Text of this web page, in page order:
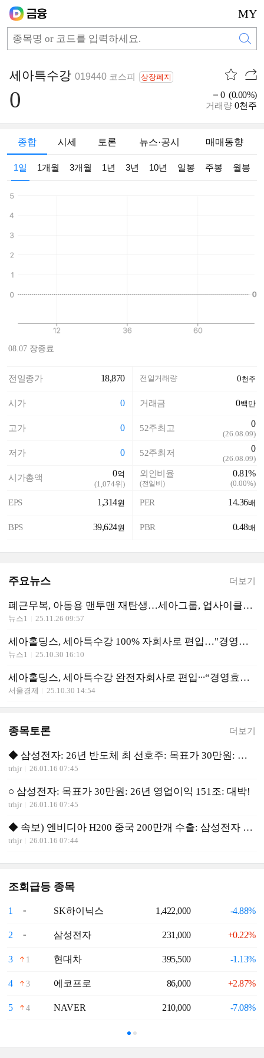
MY
세아특수강 019440 코스피 상장폐지
0 0 (0.00%)
거래량 0천주
종합 시세 토론 뉴스·공시 매매동향
1일 1개월 3개월 1년 3년 10년 일봉 주봉 월봉
08.07 장종료
전일종가 18,870
시가 0
고가 0
저가 0
시가총액 0억
(1,074위)
EPS 1,314원
BPS 39,624원
전일거래량 0천주
거래금 0백만
52주최고 0
(26.08.09)
52주최저 0
(26.08.09)
외인비율
(전일비)
0.81%
(0.00%)
PER 14.36배
PBR 0.48배
주요뉴스 더보기
폐근무복, 아동용 맨투맨 재탄생…세아그룹, 업사이클링 캠페인
뉴스1 25.11.26 09:57
세아홀딩스, 세아특수강 100% 자회사로 편입…"경영효율성 제고"
뉴스1 25.10.30 16:10
세아홀딩스, 세아특수강 완전자회사로 편입∙∙∙“경영효율성∙기업가치 제고”
서울경제 25.10.30 14:54
종목토론 더보기
◆ 삼성전자: 26년 반도체 최 선호주: 목표가 30만원: 선 매수
trhjr 26.01.16 07:45
○ 삼성전자: 목표가 30만원: 26년 영업이익 151조: 대박!
trhjr 26.01.16 07:45
◆ 속보) 엔비디아 H200 중국 200만개 수출: 삼성전자 대박
trhjr 26.01.16 07:44
조회급등 종목
1 SK하이닉스 1,422,000 -4.88%
2 삼성전자 231,000 +0.22%
3 1 현대차 395,500 -1.13%
4 3 에코프로 86,000 +2.87%
5 4 NAVER 210,000 -7.08%